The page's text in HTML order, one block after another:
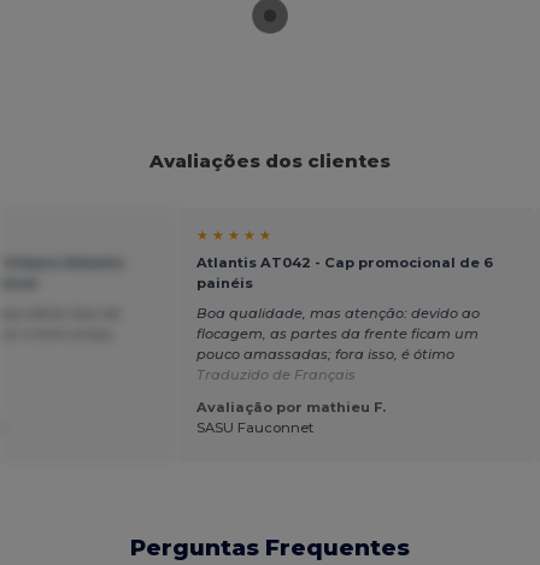
Avaliações dos clientes
★ ★ ★ ★ ★
Atlantis AT042 - Cap promocional de 6
painéis
Boa qualidade, mas atenção: devido ao
flocagem, as partes da frente ficam um
pouco amassadas; fora isso, é ótimo
Traduzido de Français
Avaliação por mathieu F.
SASU Fauconnet
Perguntas Frequentes